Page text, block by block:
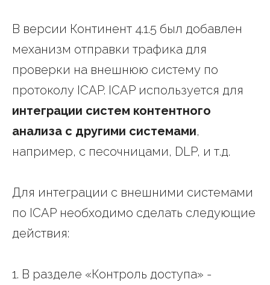
В версии Континент 4.1.5 был добавлен
механизм отправки трафика для
проверки на внешнюю систему по
протоколу ICAP. ICAP используется для
интеграции систем контентного
анализа с другими системами,
например, с песочницами, DLP, и т.д.
Для интеграции с внешними системами
по ICAP необходимо сделать следующие
действия:
1. В разделе «Контроль доступа» -